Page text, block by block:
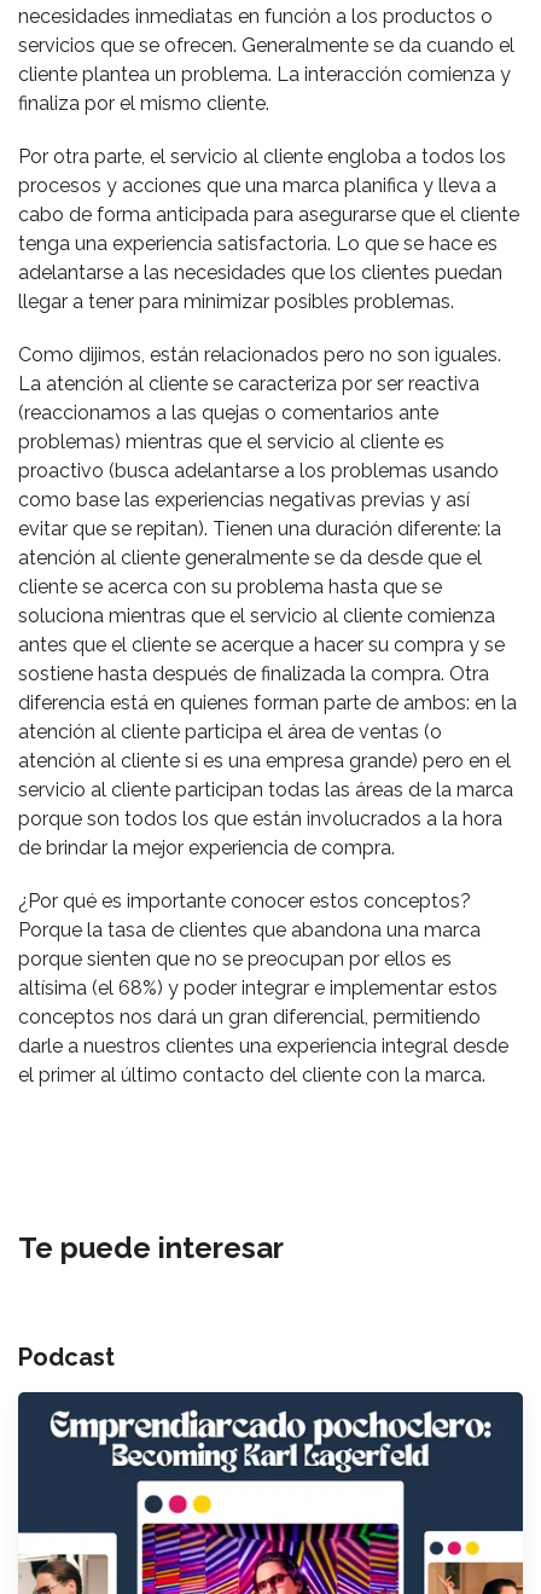
necesidades inmediatas en función a los productos o
servicios que se ofrecen. Generalmente se da cuando el
cliente plantea un problema. La interacción comienza y
finaliza por el mismo cliente.
Por otra parte, el servicio al cliente engloba a todos los
procesos y acciones que una marca planifica y lleva a
cabo de forma anticipada para asegurarse que el cliente
tenga una experiencia satisfactoria. Lo que se hace es
adelantarse a las necesidades que los clientes puedan
llegar a tener para minimizar posibles problemas.
Como dijimos, están relacionados pero no son iguales.
La atención al cliente se caracteriza por ser reactiva
(reaccionamos a las quejas o comentarios ante
problemas) mientras que el servicio al cliente es
proactivo (busca adelantarse a los problemas usando
como base las experiencias negativas previas y así
evitar que se repitan). Tienen una duración diferente: la
atención al cliente generalmente se da desde que el
cliente se acerca con su problema hasta que se
soluciona mientras que el servicio al cliente comienza
antes que el cliente se acerque a hacer su compra y se
sostiene hasta después de finalizada la compra. Otra
diferencia está en quienes forman parte de ambos: en la
atención al cliente participa el área de ventas (o
atención al cliente si es una empresa grande) pero en el
servicio al cliente participan todas las áreas de la marca
porque son todos los que están involucrados a la hora
de brindar la mejor experiencia de compra.
¿Por qué es importante conocer estos conceptos?
Porque la tasa de clientes que abandona una marca
porque sienten que no se preocupan por ellos es
altísima (el 68%) y poder integrar e implementar estos
conceptos nos dará un gran diferencial, permitiendo
darle a nuestros clientes una experiencia integral desde
el primer al último contacto del cliente con la marca.
Te puede interesar
Podcast